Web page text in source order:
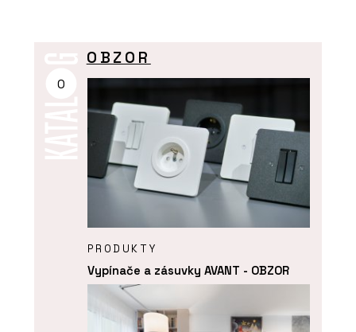
O
OBZOR
PRODUKTY
Vypínače a zásuvky AVANT - OBZOR